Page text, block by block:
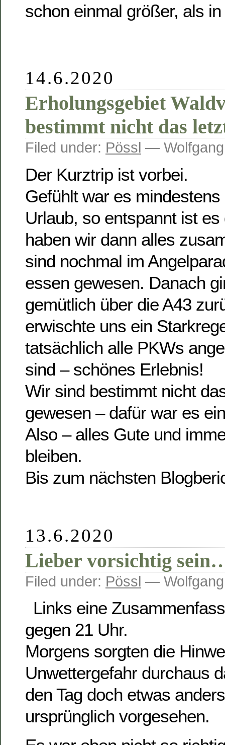
schon einmal größer, als
14.6.2020
Erholungsgebiet
bestimmt nicht das
Filed under: Pössl —
Der Kurztrip ist vorbei.
Gefühlt war es
Urlaub, so entspannt ist
haben wir dann alles
sind nochmal im
essen gewesen. Danach
gemütlich über die A43
erwischte uns ein
tatsächlich alle PKWs
sind – schönes Erlebnis!
Wir sind bestimmt nicht
gewesen – dafür war es
Also – alles Gute und
bleiben.
Bis zum nächsten
13.6.2020
Lieber vorsichtig
Filed under: Pössl —
Links eine
gegen 21 Uhr.
Morgens sorgten die
Unwettergefahr durchaus
den Tag doch etwas
ursprünglich vorgesehen.